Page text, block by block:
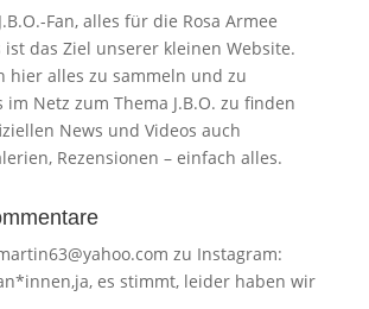
Fan, alles für die Rosa Armee
ist das Ziel unserer kleinen Website.
hier alles zu sammeln und zu
im Netz zum Thema J.B.O. zu finden
News und Videos auch
Rezensionen – einfach alles.
zu Instagram:
es stimmt, leider haben wir